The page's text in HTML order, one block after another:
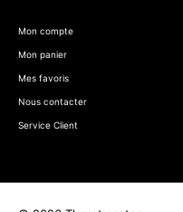
Mon compte
Mon panier
Mes favoris
Nous contacter
Service Client